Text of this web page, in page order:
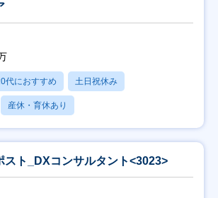
代におすすめ 土日祝休み
産休・育休あり
スト_DXコンサルタント<3023>